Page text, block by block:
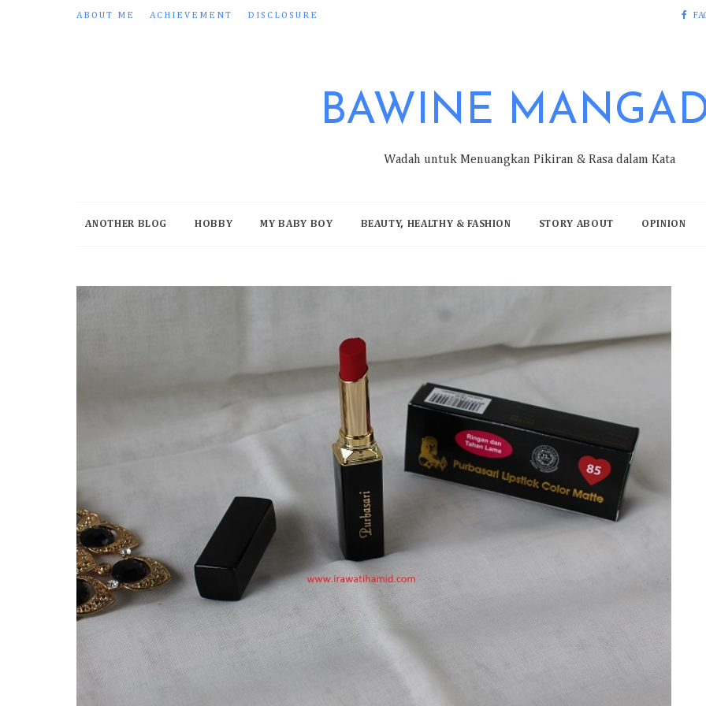
ABOUT ME ACHIEVEMENT DISCLOSURE
BAWINE
Wadah untuk Menuangkan Pikiran & Rasa dalam Kata
ANOTHER BLOG HOBBY MY BABY BOY BEAUTY, HEALTHY & FASHION STORY ABOUT OPINION